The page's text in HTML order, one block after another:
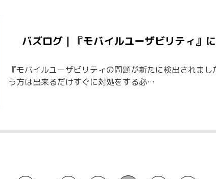
バズログ｜『モバイルユーザビリティ』
『モバイルユーザビリティの問題が新たに検出されま
う方は出来るだけすぐに対処をする必…